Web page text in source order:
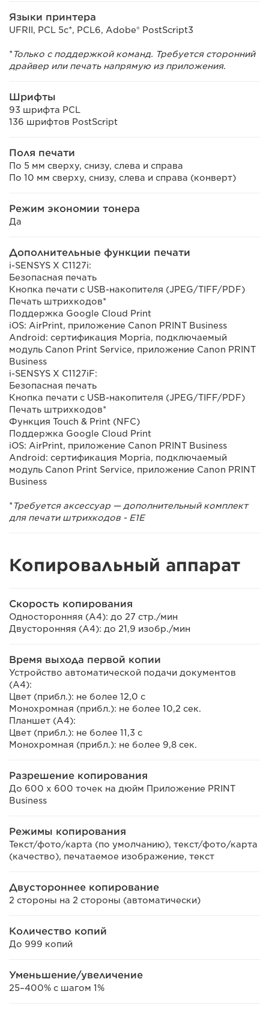
Языки принтера
UFRII, PCL 5c*, PCL6, Adobe® PostScript3
*Только с поддержкой команд. Требуется сторонний
драйвер или печать напрямую из приложения.
Шрифты
93 шрифта PCL
136 шрифтов PostScript
Поля печати
По 5 мм сверху, снизу, слева и справа
По 10 мм сверху, снизу, слева и справа (конверт)
Режим экономии тонера
Да
Дополнительные функции печати
i-SENSYS X C1127i:
Безопасная печать
Кнопка печати с USB-накопителя (JPEG/TIFF/PDF)
Печать штрихкодов*
Поддержка Google Cloud Print
iOS: AirPrint, приложение Canon PRINT Business
Android: сертификация Mopria, подключаемый
модуль Canon Print Service, приложение Canon PRINT
Business
i-SENSYS X C1127iF:
Безопасная печать
Кнопка печати с USB-накопителя (JPEG/TIFF/PDF)
Печать штрихкодов*
Функция Touch & Print (NFC)
Поддержка Google Cloud Print
iOS: AirPrint, приложение Canon PRINT Business
Android: сертификация Mopria, подключаемый
модуль Canon Print Service, приложение Canon PRINT
Business
*Требуется аксессуар — дополнительный комплект
для печати штрихкодов - E1E
Копировальный аппарат
Скорость копирования
Односторонняя (A4): до 27 стр./мин
Двусторонняя (A4): до 21,9 изобр./мин
Время выхода первой копии
Устройство автоматической подачи документов
(A4):
Цвет (прибл.): не более 12,0 с
Монохромная (прибл.): не более 10,2 сек.
Планшет (A4):
Цвет (прибл.): не более 11,3 с
Монохромная (прибл.): не более 9,8 сек.
Разрешение копирования
До 600 x 600 точек на дюйм Приложение PRINT
Business
Режимы копирования
Текст/фото/карта (по умолчанию), текст/фото/карта
(качество), печатаемое изображение, текст
Двустороннее копирование
2 стороны на 2 стороны (автоматически)
Количество копий
До 999 копий
Уменьшение/увеличение
25–400% с шагом 1%